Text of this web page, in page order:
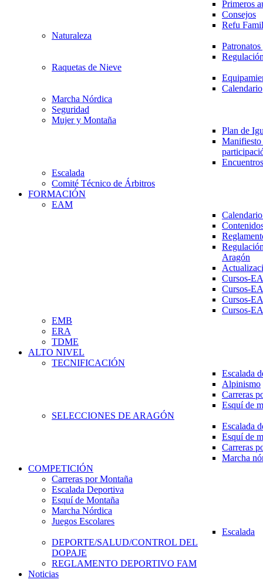
Primeros
Consejos
Refu
Naturaleza
Raquetas de Nieve
Calendario
Marcha Nórdica
Seguridad
Mujer y Montaña
Plan de
Escalada
Comité Técnico de Árbitros
FORMACIÓN
EAM
Aragón
Cursos-
Cursos-
Cursos-
Cursos-
EMB
ERA
TDME
ALTO NIVEL
TECNIFICACIÓN
Escalada
Alpinismo
Carreras
Esquí de
SELECCIONES DE ARAGÓN
Escalada
Esquí de
Carreras
Marcha
COMPETICIÓN
Carreras por Montaña
Escalada Deportiva
Esquí de Montaña
Marcha Nórdica
Juegos Escolares
Escalada
DEPORTE/SALUD/CONTROL DEL
DOPAJE
REGLAMENTO DEPORTIVO FAM
Noticias